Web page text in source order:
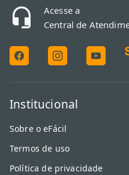
Acesse a
Central de
Institucional
Sobre o eFácil
Termos de uso
Política de privacidade